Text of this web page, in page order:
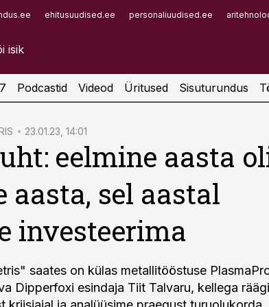
ehitusuudised.ee personaliuudised.ee
Podcastid Videod Üritused Sisuturundus
23.01.23, 14:01
eelmine aasta
aasta, sel aastal
investeerima
saates on külas metallitööstuse
Dipperfoxi esindaja Tiit Talvaru, kellega